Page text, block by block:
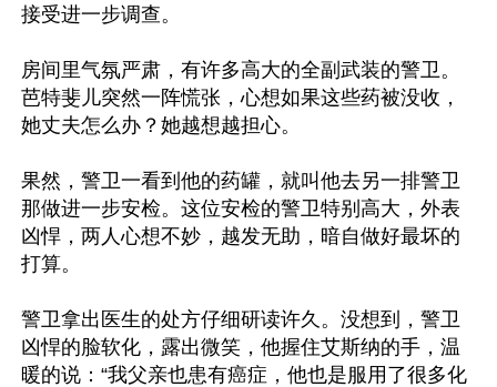
接受进一步调查。
房间里气氛严肃，有许多高大的全副武装的警卫。
芭特斐儿突然一阵慌张，心想如果这些药被没收，
她丈夫怎么办？她越想越担心。
果然，警卫一看到他的药罐，就叫他去另一排警卫
那做进一步安检。这位安检的警卫特别高大，外表
凶悍，两人心想不妙，越发无助，暗自做好最坏的
打算。
警卫拿出医生的处方仔细研读许久。没想到，警卫
凶悍的脸软化，露出微笑，他握住艾斯纳的手，温
暖的说：“我父亲也患有癌症，他也是服用了很多化